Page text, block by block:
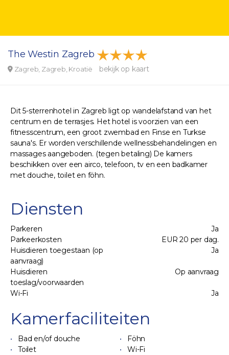
The Westin Zagreb
Zagreb, Zagreb, Kroatië bekijk op kaart
Dit 5-sterrenhotel in Zagreb ligt op wandelafstand van het
centrum en de terrasjes. Het hotel is voorzien van een
fitnesscentrum, een groot zwembad en Finse en Turkse
sauna's. Er worden verschillende wellnessbehandelingen en
massages aangeboden. (tegen betaling) De kamers
beschikken over een airco, telefoon, tv en een badkamer
met douche, toilet en föhn.
Diensten
Parkeren
Ja
Parkeerkosten
EUR 20 per dag.
Huisdieren toegestaan (op
aanvraag)
Ja
Huisdieren
toeslag/voorwaarden
Op aanvraag
Wi-Fi Ja
Kamerfaciliteiten
Bad en/of douche
Föhn
Toilet
Wi-Fi